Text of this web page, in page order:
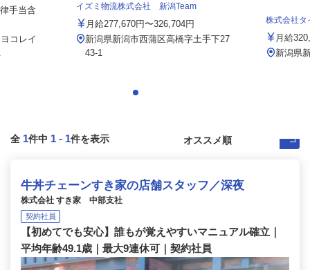
手当含
コレイ
イズミ物流株式会社 新潟Team
月給277,670円〜326,704円
新潟県新潟市西蒲区高橋字土手下27
43-1
株式会社タ
月給
新潟県
全 1件中 1 - 1件を表示
牛丼チェーンすき家の店舗スタッフ／深夜
株式会社 すき家 中部支社
契約社員
【初めてでも安心】誰もが覚えやすいマニュアル確立｜
平均年齢49.1歳｜最大9連休可｜契約社員